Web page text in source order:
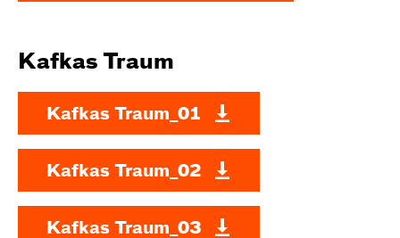
Kafkas Traum
Kafkas Traum_01
Kafkas Traum_02
Kafkas Traum_03